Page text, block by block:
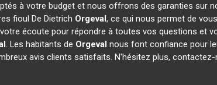
à votre budget et nous offrons des garanties sur
fioul De Dietrich Orgeval, ce qui nous permet de
écoute pour répondre à toutes vos questions et
. Les habitants de Orgeval nous font confiance pour
avis clients satisfaits. N'hésitez plus,